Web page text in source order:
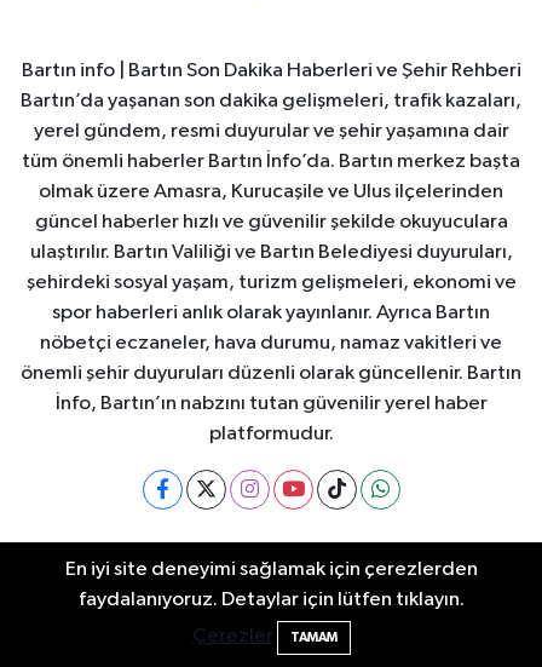
Bartın info | Bartın Son Dakika Haberleri ve Şehir Rehberi
Bartın’da yaşanan son dakika gelişmeleri, trafik kazaları,
yerel gündem, resmi duyurular ve şehir yaşamına dair
tüm önemli haberler Bartın İnfo’da. Bartın merkez başta
olmak üzere Amasra, Kurucaşile ve Ulus ilçelerinden
güncel haberler hızlı ve güvenilir şekilde okuyuculara
ulaştırılır. Bartın Valiliği ve Bartın Belediyesi duyuruları,
şehirdeki sosyal yaşam, turizm gelişmeleri, ekonomi ve
spor haberleri anlık olarak yayınlanır. Ayrıca Bartın
nöbetçi eczaneler, hava durumu, namaz vakitleri ve
önemli şehir duyuruları düzenli olarak güncellenir. Bartın
İnfo, Bartın’ın nabzını tutan güvenilir yerel haber
platformudur.
Bartın Nöbetçi Eczaneler Bartın Hava Durumu
Bartın Trafik Yoğunluk
En iyi site deneyimi sağlamak için çerezlerden
faydalanıyoruz. Detaylar için lütfen tıklayın.
Çerezler
TAMAM